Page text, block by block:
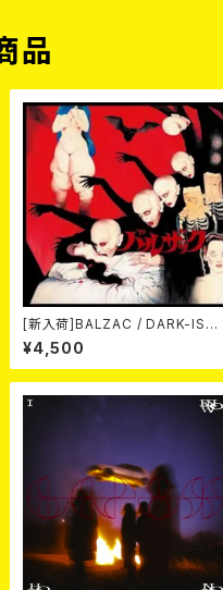
品
[新入荷]BALZAC / DARK-ISM
-20th Anniversary Compilati
on- (2CD)
¥4,500